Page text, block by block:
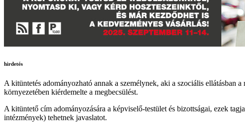
hirdetés
A kitüntetés adományozható annak a személynek, aki a szociális ellátásban
környezetében kiérdemelte a megbecsülést.
A kitüntető cím adományozására a képviselő-testület és bizottságai, ezek
intézmények) tehetnek javaslatot.